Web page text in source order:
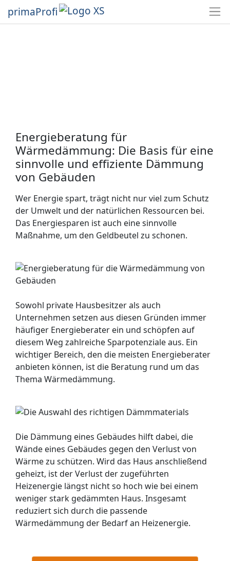
primaProfi
Energieberatung für
Wärmedämmung: Die Basis für eine
sinnvolle und effiziente Dämmung
von Gebäuden
Wer Energie spart, trägt nicht nur viel zum Schutz
der Umwelt und der natürlichen Ressourcen bei.
Das Energiesparen ist auch eine sinnvolle
Maßnahme, um den Geldbeutel zu schonen.
Sowohl private Hausbesitzer als auch
Unternehmen setzen aus diesen Gründen immer
häufiger Energieberater ein und schöpfen auf
diesem Weg zahlreiche Sparpotenziale aus. Ein
wichtiger Bereich, den die meisten Energieberater
anbieten können, ist die Beratung rund um das
Thema Wärmedämmung.
Die Dämmung eines Gebäudes hilft dabei, die
Wände eines Gebäudes gegen den Verlust von
Wärme zu schützen. Wird das Haus anschließend
geheizt, ist der Verlust der zugeführten
Heizenergie längst nicht so hoch wie bei einem
weniger stark gedämmten Haus. Insgesamt
reduziert sich durch die passende
Wärmedämmung der Bedarf an Heizenergie.